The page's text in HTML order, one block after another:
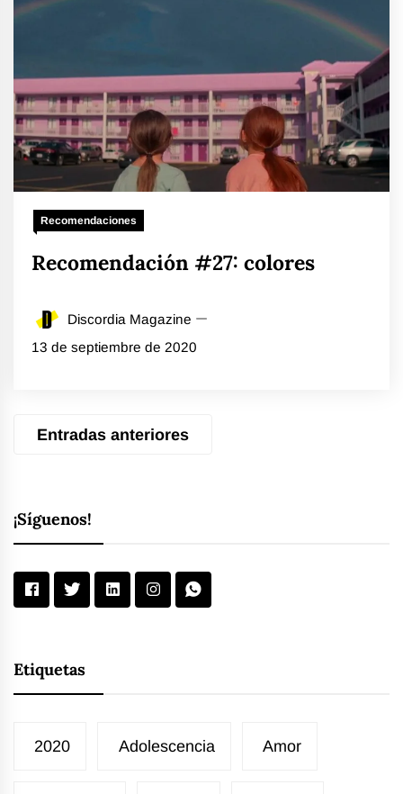
Recomendaciones
Recomendación #27: colores
Discordia Magazine
13 de septiembre de 2020
Navegación
Entradas anteriores
¡Síguenos!
Etiquetas
2020 Adolescencia Amor